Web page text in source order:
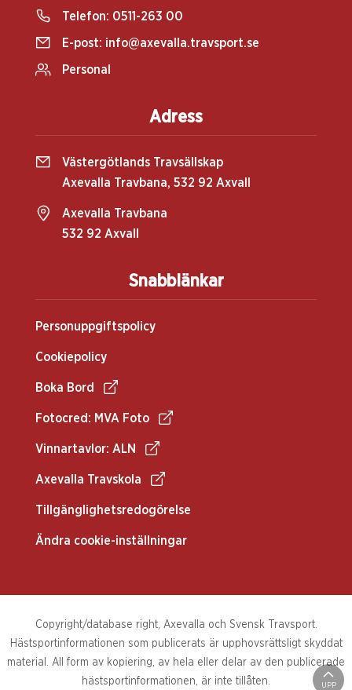
Snabblänkar
Personuppgiftspolicy
Cookiepolicy
Boka Bord
Fotocred: MVA Foto
Vinnartavlor: ALN
Axevalla Travskola
Tillgänglighetsredogörelse
Ändra cookie-inställningar
Telefon: 0511-263 00
E-post: info@axevalla.travsport.se
Personal
Adress
Västergötlands Travsällskap
Axevalla Travbana, 532 92 Axvall
Axevalla Travbana
532 92 Axvall
UPP
Copyright/database right, Axevalla och Svensk Travsport.
Hästsportinformationen som publicerats är upphovsrättsligt skyddat
material. All form av kopiering, av hela eller delar av den publicerade
hästsportinformationen, är inte tillåten.